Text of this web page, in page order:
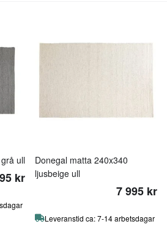
ull
kr
Donegal matta 240x340
ljusbeige ull
7 995 kr
Leveranstid ca: 7-14 arbetsdagar